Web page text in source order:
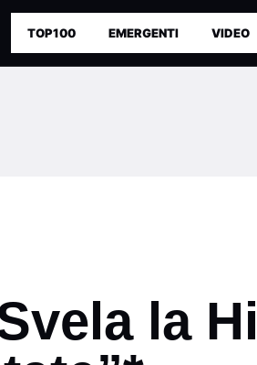
TOP100 EMERGENTI VIDEO
la